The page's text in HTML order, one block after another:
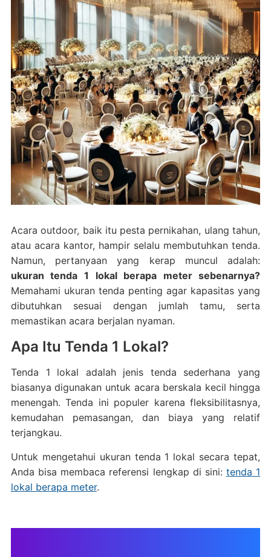
Acara outdoor, baik itu pesta pernikahan, ulang tahun,
atau acara kantor, hampir selalu membutuhkan tenda.
Namun, pertanyaan yang kerap muncul adalah:
ukuran tenda 1 lokal berapa meter sebenarnya?
Memahami ukuran tenda penting agar kapasitas yang
dibutuhkan sesuai dengan jumlah tamu, serta
memastikan acara berjalan nyaman.
Apa Itu Tenda 1 Lokal?
Tenda 1 lokal adalah jenis tenda sederhana yang
biasanya digunakan untuk acara berskala kecil hingga
menengah. Tenda ini populer karena fleksibilitasnya,
kemudahan pemasangan, dan biaya yang relatif
terjangkau.
Untuk mengetahui ukuran tenda 1 lokal secara tepat,
Anda bisa membaca referensi lengkap di sini: tenda 1
lokal berapa meter.